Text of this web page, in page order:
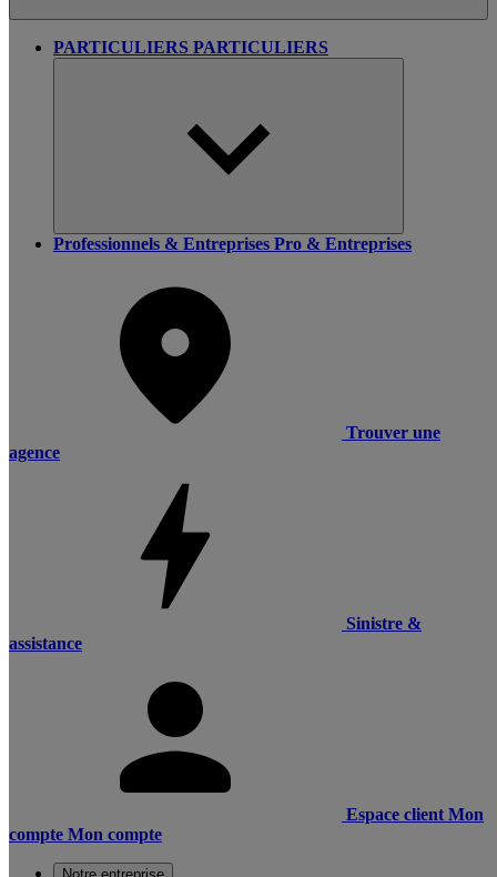
PARTICULIERS PARTICULIERS
Professionnels & Entreprises Pro & Entreprises
Trouver une
agence
Sinistre &
assistance
Espace client Mon
compte Mon compte